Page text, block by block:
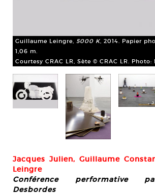
Guillaume Leingre, 5000 K, 2014. Papier
1,06 m.
Courtesy CRAC LR, Sète © CRAC LR. Photo:
Jacques Julien, Guillaume
Leingre
Conférence performative
Desbordes